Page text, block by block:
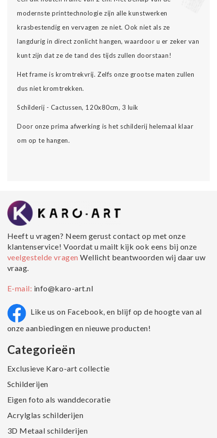
modernste printtechnologie zijn alle kunstwerken
krasbestendig en vervagen ze niet. Ook niet als ze
langdurig in direct zonlicht hangen, waardoor u er zeker van
kunt zijn dat ze de tand des tijds zullen doorstaan!
Het frame is kromtrekvrij. Zelfs onze grootse maten zullen
dus niet kromtrekken.
Schilderij - Cactussen, 120x80cm, 3 luik
Door onze prima afwerking is het schilderij helemaal klaar
om op te hangen.
Heeft u vragen? Neem gerust contact op met onze
klantenservice! Voordat u mailt kijk ook eens bij onze
veelgestelde vragenWellicht beantwoorden wij daar uw
vraag.
E-mail: info@karo-art.nl
Like us on Facebook, en blijf op de hoogte van al
onze aanbiedingen en nieuwe producten!
Categorieën
Exclusieve Karo-art collectie
Schilderijen
Eigen foto als wanddecoratie
Acrylglas schilderijen
3D Metaal schilderijen